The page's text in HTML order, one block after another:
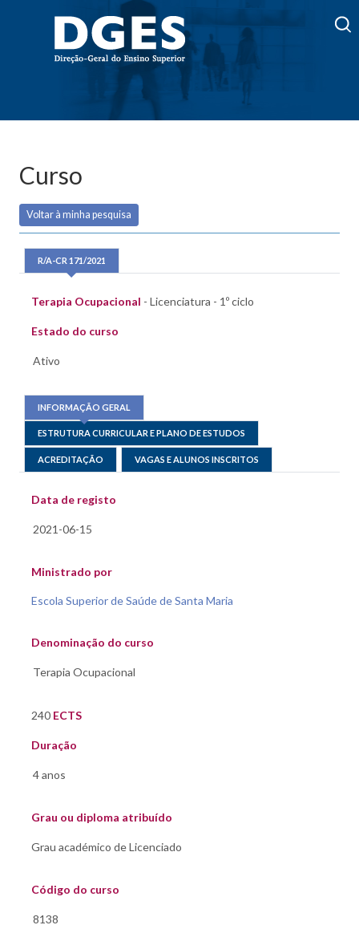
Curso
Voltar à minha pesquisa
R/A-CR 171/2021
Terapia Ocupacional - Licenciatura - 1º ciclo
Estado do curso
INFORMAÇÃO GERAL
ESTRUTURA CURRICULAR E PLANO DE ESTUDOS
ACREDITAÇÃO VAGAS E ALUNOS INSCRITOS
Data de registo
Ministrado por
Escola Superior de Saúde de Santa Maria
Denominação do curso
240 ECTS
Duração
Grau ou diploma atribuído
Código do curso